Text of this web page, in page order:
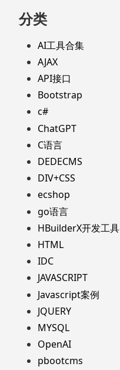
分类
AI工具合集
AJAX
API接口
Bootstrap
c#
ChatGPT
C语言
DEDECMS
DIV+CSS
ecshop
go语言
HBuilderX开发工具
HTML
IDC
JAVASCRIPT
Javascript案例
JQUERY
MYSQL
OpenAI
pbootcms